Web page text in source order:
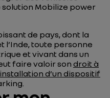
Mobilize power
de pays, dont la
l’Inde, toute personne
et vivant dans un
faire valoir son droit à
d’un dispositif